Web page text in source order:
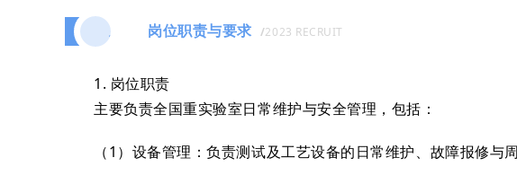
二 岗位职责与要求 /2023 RECRUIT
1. 岗位职责
主要负责全国重实验室日常维护与安全管理，包括：
（1）设备管理：负责测试及工艺设备的日常维护、故障报修与